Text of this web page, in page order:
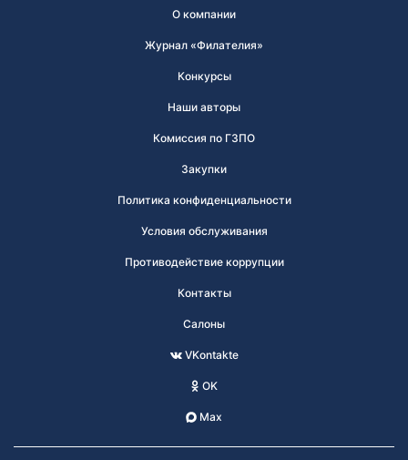
К некоторым конвертам, изданным к значимым
датам, выпускаются специальные почтовые
интернет-магазине АО «Марка» такие конверты
реализуются исключительно коллекционерам,
О компании
Журнал «Филателия»
Конкурсы
Наши авторы
Комиссия по ГЗПО
Закупки
Политика конфиденциальности
Условия обслуживания
Противодействие коррупции
Контакты
Салоны
VKontakte
OK
Max